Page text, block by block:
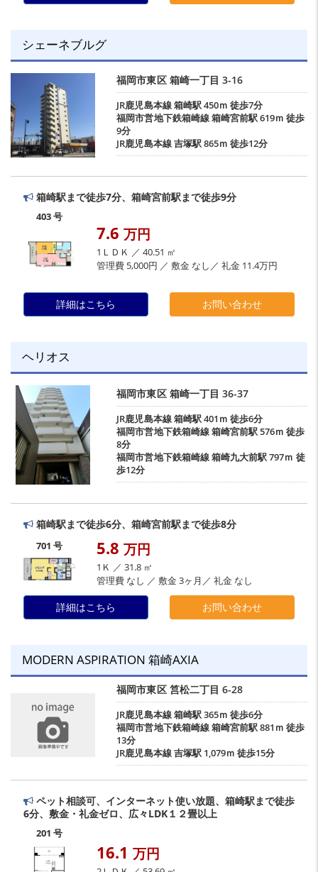
シェーネブルグ
福岡市東区 箱崎一丁目 3-16
JR鹿児島本線箱崎駅450ｍ 徒歩7分
福岡市営地下鉄箱崎線箱崎宮前駅619ｍ 徒歩
9分
JR鹿児島本線吉塚駅865ｍ 徒歩12分
箱崎駅まで徒歩7分、箱崎宮前駅まで徒歩9分
403 号
7.6 万円
1ＬＤＫ ／ 40.51 ㎡
管理費 5,000円 ／ 敷金 なし／ 礼金 11.4万円
詳細はこちら お問い合わせ
ヘリオス
福岡市東区 箱崎一丁目 36-37
JR鹿児島本線箱崎駅401ｍ 徒歩6分
福岡市営地下鉄箱崎線箱崎宮前駅576ｍ 徒歩
8分
福岡市営地下鉄箱崎線箱崎九大前駅797ｍ 徒
歩12分
箱崎駅まで徒歩6分、箱崎宮前駅まで徒歩8分
701 号 5.8 万円
1Ｋ ／ 31.8 ㎡
管理費 なし ／ 敷金 3ヶ月／ 礼金 なし
詳細はこちら お問い合わせ
MODERN ASPIRATION 箱崎AXIA
福岡市東区 筥松二丁目 6-28
JR鹿児島本線箱崎駅365ｍ 徒歩6分
福岡市営地下鉄箱崎線箱崎宮前駅881ｍ 徒歩
13分
JR鹿児島本線吉塚駅1,079ｍ 徒歩15分
ペット相談可、インターネット使い放題、箱崎駅まで徒歩
6分、敷金・礼金ゼロ、広々LDK１２畳以上
201 号
16.1 万円